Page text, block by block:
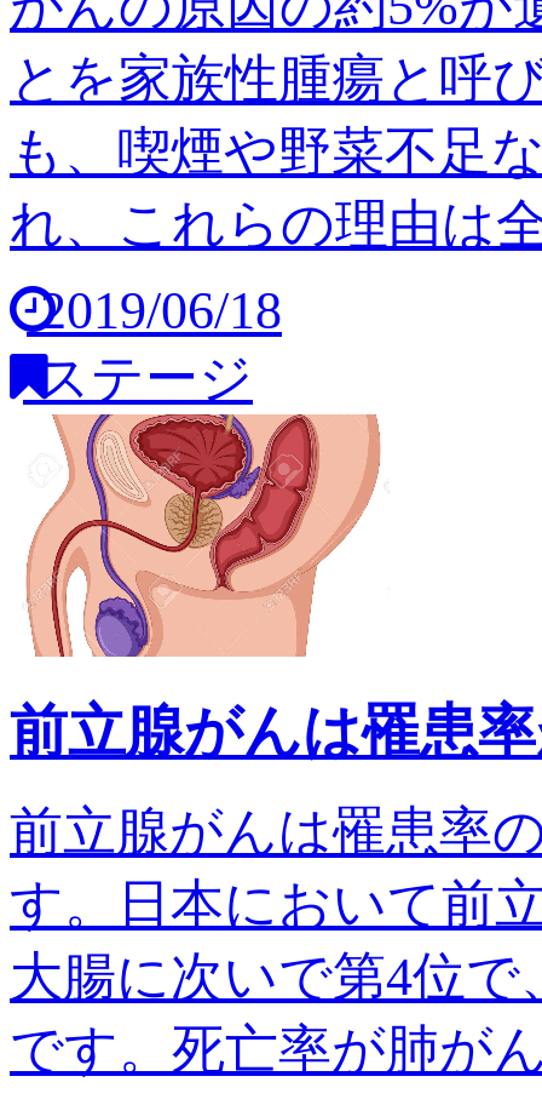
とを家族性腫瘍と呼
も、喫煙や野菜不足
れ、これらの理由は
2019/06/18
ステージ
前立腺がんは罹患
前立腺がんは罹患率
す。日本において前
大腸に次いで第4位で
です。死亡率が肺が